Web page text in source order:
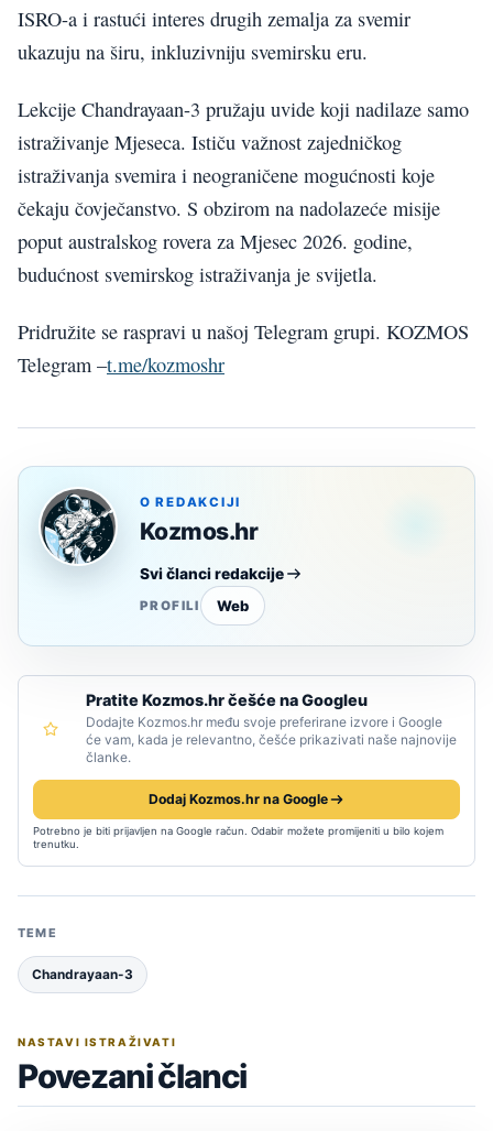
ISRO-a i rastući interes drugih zemalja za svemir
ukazuju na širu, inkluzivniju svemirsku eru.
Lekcije Chandrayaan-3 pružaju uvide koji nadilaze samo
istraživanje Mjeseca. Ističu važnost zajedničkog
istraživanja svemira i neograničene mogućnosti koje
čekaju čovječanstvo. S obzirom na nadolazeće misije
poput australskog rovera za Mjesec 2026. godine,
budućnost svemirskog istraživanja je svijetla.
Pridružite se raspravi u našoj Telegram grupi. KOZMOS
Telegram –t.me/kozmoshr
O REDAKCIJI
Kozmos.hr
Svi članci redakcije
PROFILI Web
Pratite Kozmos.hr češće na Googleu
Dodajte Kozmos.hr među svoje preferirane izvore i Google
će vam, kada je relevantno, češće prikazivati naše najnovije
članke.
Dodaj Kozmos.hr na Google
Potrebno je biti prijavljen na Google račun. Odabir možete promijeniti u bilo kojem
trenutku.
TEME
Chandrayaan-3
NASTAVI ISTRAŽIVATI
Povezani članci